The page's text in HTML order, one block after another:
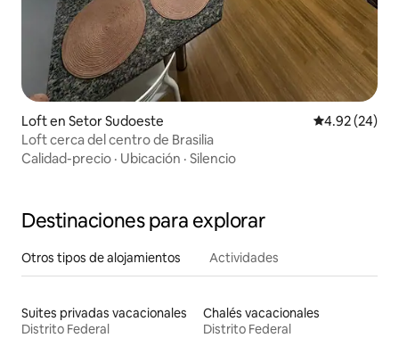
Loft en Setor Sudoeste Calificación
4.92 (24)
Loft cerca del centro de Brasilia
Calidad-precio · Ubicación · Silencio
Destinaciones para explorar
Otros tipos de alojamientos Actividades
Suites privadas vacacionales
Distrito Federal
Chalés vacacionales
Distrito Federal